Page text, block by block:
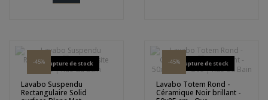
-45%Rupture de stock
Lavabo Suspendu
Rectangulaire Solid
-45%Rupture de stock
Lavabo Totem Rond -
Céramique Noir brillant -